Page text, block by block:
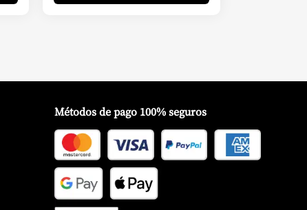
Métodos de pago 100% seguros